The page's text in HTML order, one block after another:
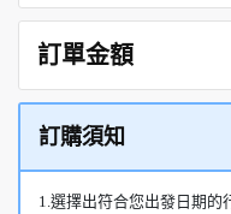
訂單金額
訂購須知
1.選擇出符合您出發日期的